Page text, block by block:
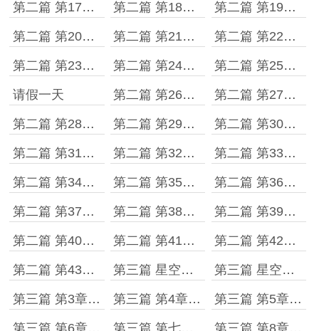
第二篇 第17章 现实中的许景明 第二篇 第18章 失望 第二篇 第19章 许景明和柳海的目标
第二篇 第20章 全球瞩目的一战 第二篇 第21章 许景明对战宫川明心 第二篇 第22章 宫川明心的请求
第二篇 第23章 第四层的星空榜 第二篇 第24章 全球前三［上］ 第二篇 第25章 全球前三［下］
请假一天 第二篇 第26章 世界公告 第二篇 第27章 武道馆
第二篇 第28章 准备课程 第二篇 第29章 柳海的教学直播 第二篇 第30章 绝学
第二篇 第31章 武道第一课 第二篇 第32章 速度的界限 第二篇 第33章 出招速度
第二篇 第34章 直播结束 第二篇 第35章 下载量 第二篇 第36章 付费课程的评价
第二篇 第37章 正式结束 第二篇 第38章 时间流逝 第二篇 第39章 全球进化时代
第二篇 第40章 总积分排名 第二篇 第41章 官方召集 第二篇 第42章 领证
第二篇 第43章 兑换 第三篇 星空生命 第1章 附身十阶强者 第三篇 星空生命 第2章 安布罗
第三篇 第3章 智慧 第三篇 第4章 星空生命 第三篇 第5章 炼心五法
第三篇 第6章 四阶极限 第三篇 第七章 我疯了么？这么折磨自己！ 第三篇 第8章 越练越来劲！